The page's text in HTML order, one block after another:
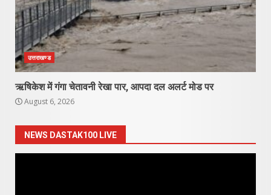
उत्तराखण्ड
ऋषिकेश में गंगा चेतावनी रेखा पार, आपदा दल अलर्ट मोड पर
August 6, 2026
NEWS DASTAK100 LIVE